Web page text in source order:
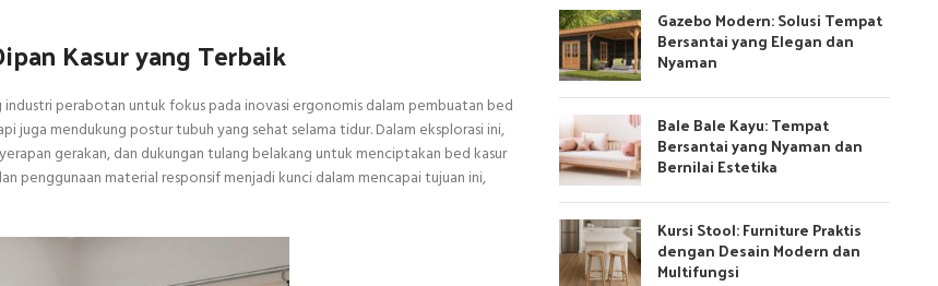
Kasur yang Terbaik
perabotan untuk fokus pada inovasi ergonomis dalam pembuatan bed
juga mendukung postur tubuh yang sehat selama tidur. Dalam eksplorasi ini,
gerakan, dan dukungan tulang belakang untuk menciptakan bed kasur
penggunaan material responsif menjadi kunci dalam mencapai tujuan ini,
Gazebo Modern: Solusi Tempat
Bersantai yang Elegan dan
Nyaman
Bale Bale Kayu: Tempat
Bersantai yang Nyaman dan
Bernilai Estetika
Kursi Stool: Furniture Praktis
dengan Desain Modern dan
Multifungsi